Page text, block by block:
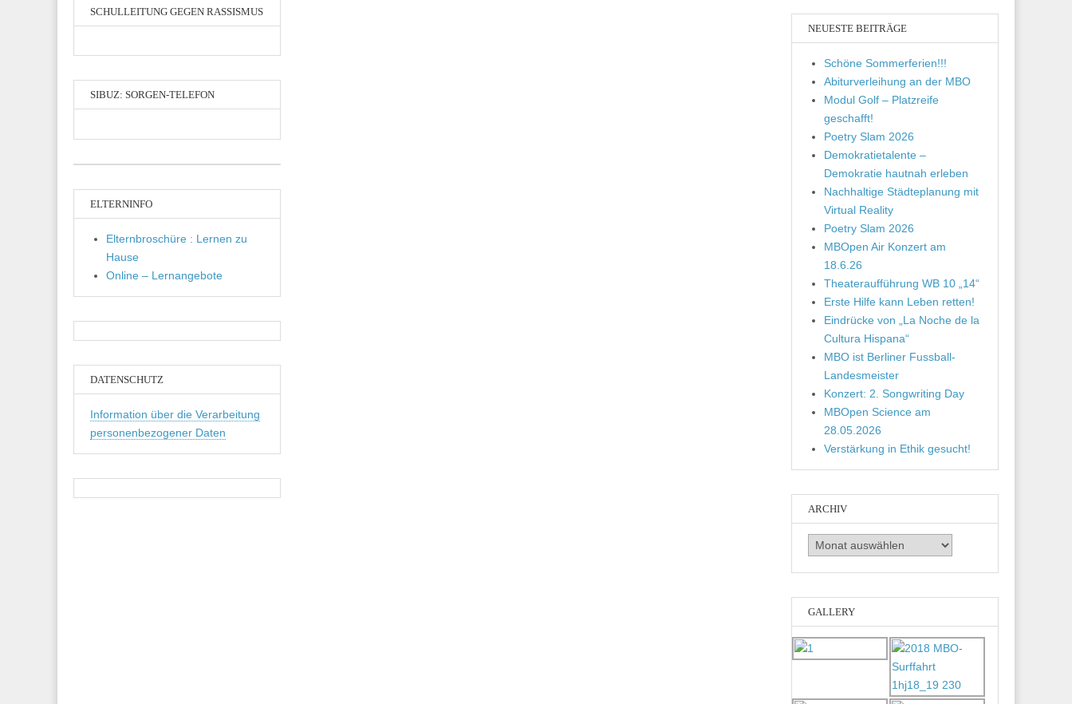
SCHULLEITUNG GEGEN RASSISMUS
SIBUZ: SORGEN-TELEFON
ELTERNINFO
Elternbroschüre : Lernen zu
Hause
Online – Lernangebote
DATENSCHUTZ
Information über die Verarbeitung
personenbezogener Daten
NEUESTE BEITRÄGE
Schöne Sommerferien!!!
Abiturverleihung an der MBO
Modul Golf – Platzreife
geschafft!
Poetry Slam 2026
Demokratietalente –
Demokratie hautnah erleben
Nachhaltige Städteplanung mit
Virtual Reality
Poetry Slam 2026
MBOpen Air Konzert am
18.6.26
Theateraufführung WB 10 „14“
Erste Hilfe kann Leben retten!
Eindrücke von „La Noche de la
Cultura Hispana“
MBO ist Berliner Fussball-
Landesmeister
Konzert: 2. Songwriting Day
MBOpen Science am
28.05.2026
Verstärkung in Ethik gesucht!
ARCHIV
Archiv
GALLERY